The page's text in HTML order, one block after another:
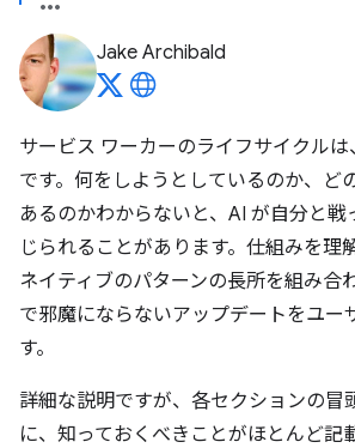
Jake Archibald
サービス ワーカーのライフサイクル
です。何をしようとしているのか、ど
あるのかわからないと、AI が自分と戦
じられることがあります。仕組みを理
ネイティブのパターンの長所を組み合
で邪魔にならないアップデートをユー
す。
詳細な説明ですが、各セクションの冒
に、知っておくべきことがほとんど記